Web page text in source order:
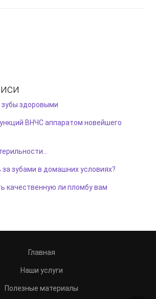
зубы здоровыми
ВНЧС аппаратом новейшего
за зубами в домашних условиях?
качественную ли пломбу вам
Главная
Наши услуги
Полезные материалы